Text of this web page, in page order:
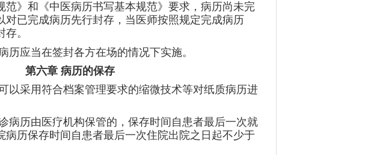
范》和《中医病历书写基本规范》要求，病历尚未完
对已完成病历先行封存，当医师按照规定完成病历
。
历应当在签封各方在场的情况下实施。
第六章 病历的保存
以采用符合档案管理要求的缩微技术等对纸质病历进
病历由医疗机构保管的，保存时间自患者最后一次就
病历保存时间自患者最后一次住院出院之日起不少于